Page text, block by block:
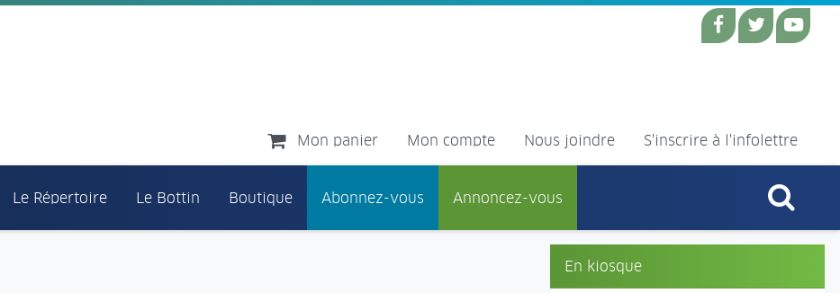
Mon panier Mon compte Nous joindre S'inscrire à l'infolettre
Le Répertoire Le Bottin Boutique Abonnez-vous Annoncez-vous
En kiosque